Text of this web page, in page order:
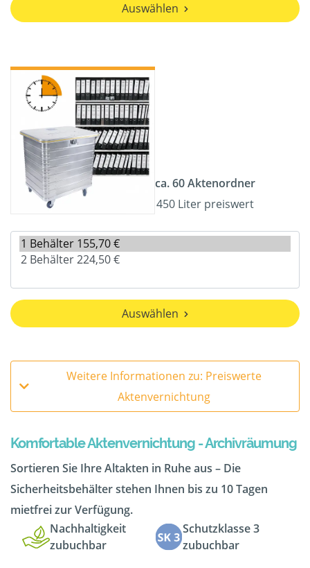
Auswählen
ca. 60 Aktenordner
450 Liter preiswert
Auswählen
Weitere Informationen zu: Preiswerte
Aktenvernichtung
Komfortable Aktenvernichtung - Archivräumung
Sortieren Sie Ihre Altakten in Ruhe aus – Die
Sicherheitsbehälter stehen Ihnen bis zu 10 Tagen
mietfrei zur Verfügung.
Nachhaltigkeit
zubuchbar
Schutzklasse 3
zubuchbar